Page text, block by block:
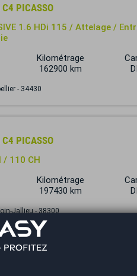
PICASSO
1.6 HDi 115 / Attelage /
Kilométrage
162900 km
- 34430
PICASSO
/ 110 CH
Kilométrage
197430 km
Jallieu - 38300